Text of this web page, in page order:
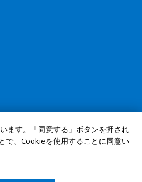
University
ます。「同意する」ボタンを押され
で、Cookieを使用することに同意い